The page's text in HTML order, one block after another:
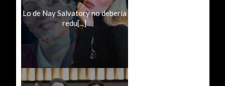
Lo de Nay Salvatory no debería
redu[...]